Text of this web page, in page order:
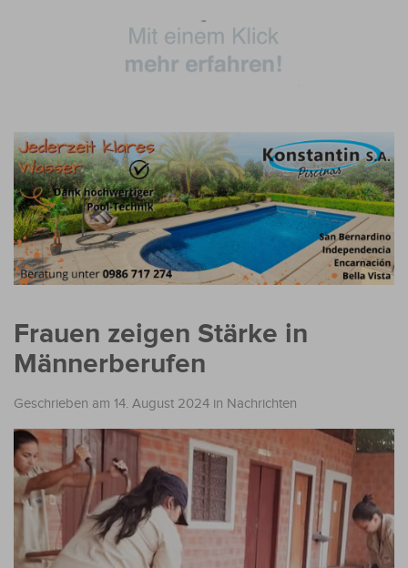
Frauen zeigen Stärke in
Männerberufen
Geschrieben am 14. August 2024 in Nachrichten